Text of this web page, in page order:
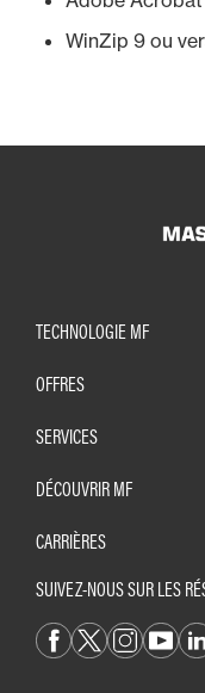
WinZip 9 ou
TECHNOLOGIE MF
OFFRES
SERVICES
DÉCOUVRIR MF
CARRIÈRES
SUIVEZ-NOUS SUR LES